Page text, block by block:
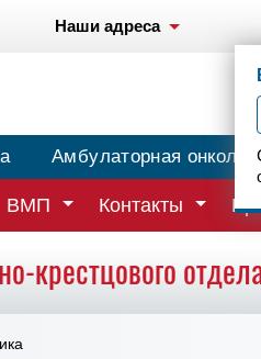
Наши адреса
Амбулаторная
ВМП Контакты
крестцового